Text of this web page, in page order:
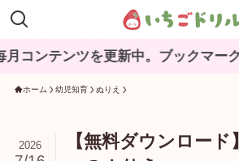
ンテンツを更新中。ブックマーク
ホーム 幼児知育 ぬりえ
【無料ダウンロー
2026